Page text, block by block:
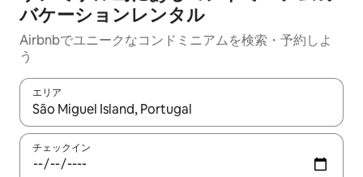
バケーションレンタル
Airbnbでユニークなコンドミニアムを検索・予約しよ
う
エリア
検索結果が表示されたら、上下の矢印キーを使って移動するか
チェックイン